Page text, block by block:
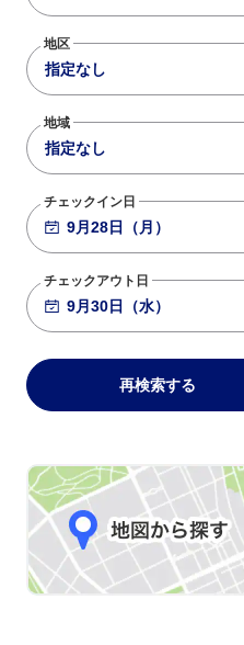
羽田 大阪伊丹
羽田 大阪伊丹
19:15 20:35
地区
指定なし
地域
指定なし
チェックイン日
チェックアウト日
再検索する